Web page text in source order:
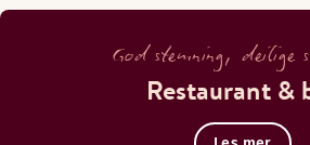
God stemning, deilige
Restaurant &